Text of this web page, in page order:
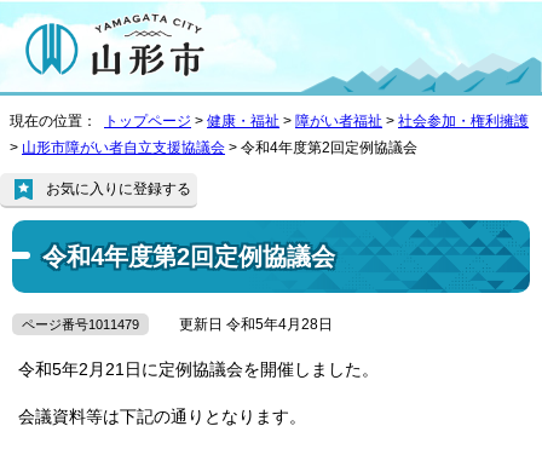
現在の位置： トップページ > 健康・福祉 > 障がい者福祉 > 社会参加・権利擁護
> 山形市障がい者自立支援協議会 > 令和4年度第2回定例協議会
令和4年度第2回定例協議会
お気に入りに登録する
ページ番号1011479 更新日 令和5年4月28日
令和5年2月21日に定例協議会を開催しました。
会議資料等は下記の通りとなります。